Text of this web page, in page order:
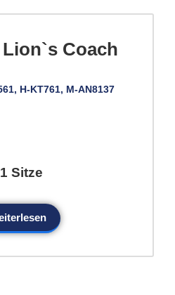
Lion`s Coach
H-KT761, M-AN8137
Sitze